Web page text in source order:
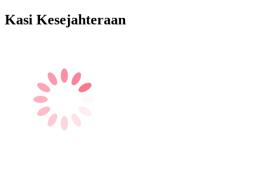
Kasi Kesejahteraan